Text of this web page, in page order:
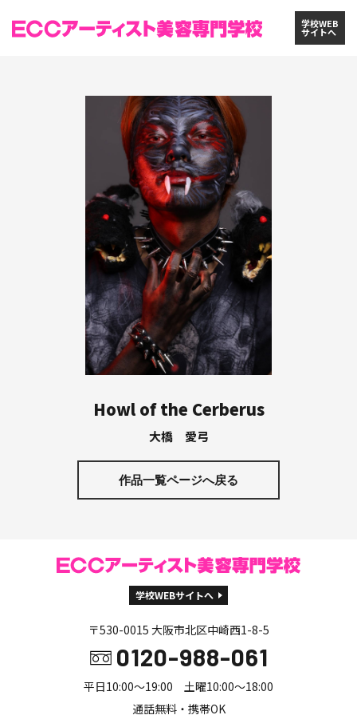
学校WEB
サイトへ
Howl of the Cerberus
大橋 愛弓
作品一覧ページへ戻る
学校WEBサイトへ
〒530-0015 大阪市北区中崎西1-8-5
0120-988-061
平日10:00～19:00 土曜10:00～18:00
通話無料・携帯OK